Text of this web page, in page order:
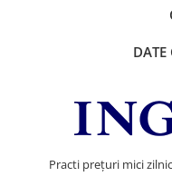
DATE
Practi prețuri mici zilnic